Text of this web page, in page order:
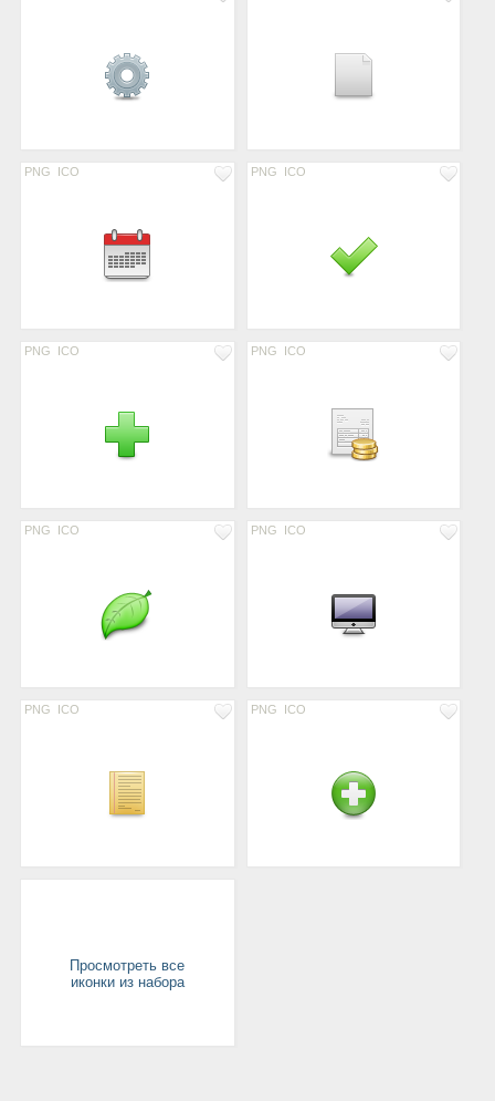
PNG ICO PNG ICO
PNG ICO PNG ICO
PNG ICO PNG ICO
PNG ICO PNG ICO
Просмотреть все
иконки из набора